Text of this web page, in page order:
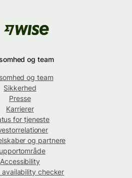
og team
og team
Sikkerhed
Presse
Karrierer
for tjeneste
og partnere
Accessibility
availability checker